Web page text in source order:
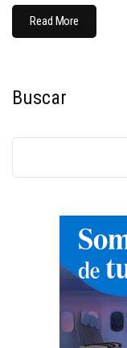
Read More
Buscar